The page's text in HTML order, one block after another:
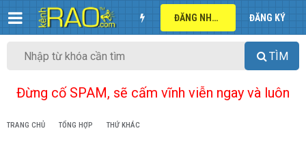
ĐĂNG NHẬP ĐĂNG KÝ
TÌM
Đừng cố SPAM, sẽ cấm vĩnh viễn ngay và luôn
TRANG CHỦ TỔNG HỢP THỨ KHÁC